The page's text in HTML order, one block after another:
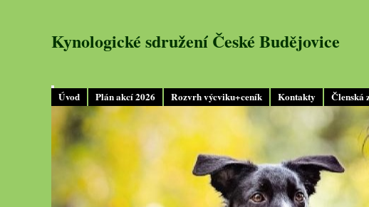
Úvod Plán akcí 2026 Rozvrh výcviku+ceník Kontakty Členská
Kynologické sdružení České Budějovice